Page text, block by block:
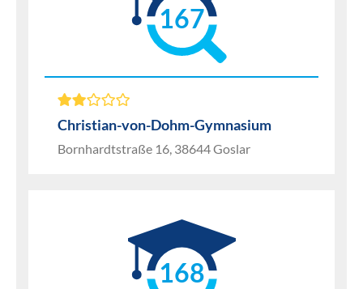
167
Christian-von-Dohm-Gymnasium
Bornhardtstraße 16, 38644 Goslar
168